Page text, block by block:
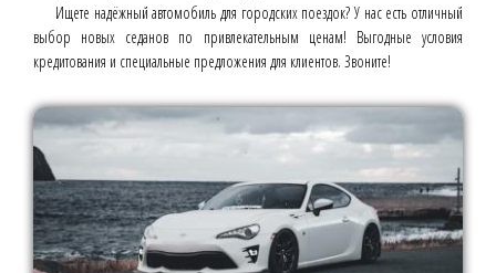
Ищете надёжный автомобиль для городских поездок? У нас есть отличный
выбор новых седанов по привлекательным ценам! Выгодные условия
кредитования и специальные предложения для клиентов. Звоните!